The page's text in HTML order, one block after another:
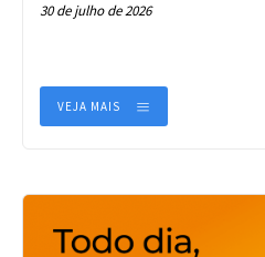
30 de julho de 2026
VEJA MAIS